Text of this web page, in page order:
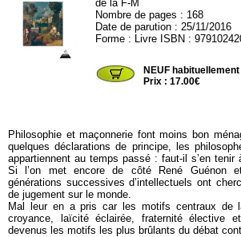
de la F-M
Nombre de pages : 168
Date de parution : 25/11/2016
Forme : Livre ISBN :
NEUF
Prix : 17.00€
Philosophie et maçonnerie font moins bon
quelques déclarations de principe, les
appartiennent au temps passé : faut-il s’en
Si l’on met encore de côté René Guénon
générations successives d’intellectuels ont
de jugement sur le monde.
Mal leur en a pris car les motifs centraux de
croyance, laïcité éclairée, fraternité élective
devenus les motifs les plus brûlants du débat